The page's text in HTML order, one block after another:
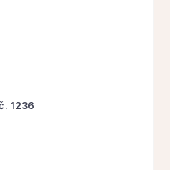
1236